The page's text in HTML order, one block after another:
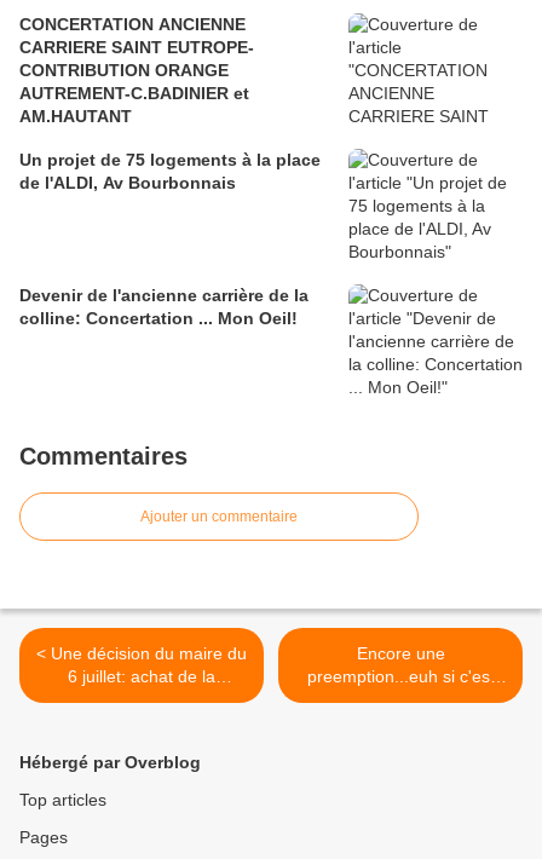
CONCERTATION ANCIENNE
CARRIERE SAINT EUTROPE-
CONTRIBUTION ORANGE
AUTREMENT-C.BADINIER et
AM.HAUTANT
Un projet de 75 logements à la place
de l'ALDI, Av Bourbonnais
Devenir de l'ancienne carrière de la
colline: Concertation ... Mon Oeil!
Commentaires
Ajouter un commentaire
< Une décision du maire du
6 juillet: achat de la
patisserie Blaise
Encore une
preemption...euh si c'est
aussi long que pour les
Hébergé par Overblog
Top articles
Pages